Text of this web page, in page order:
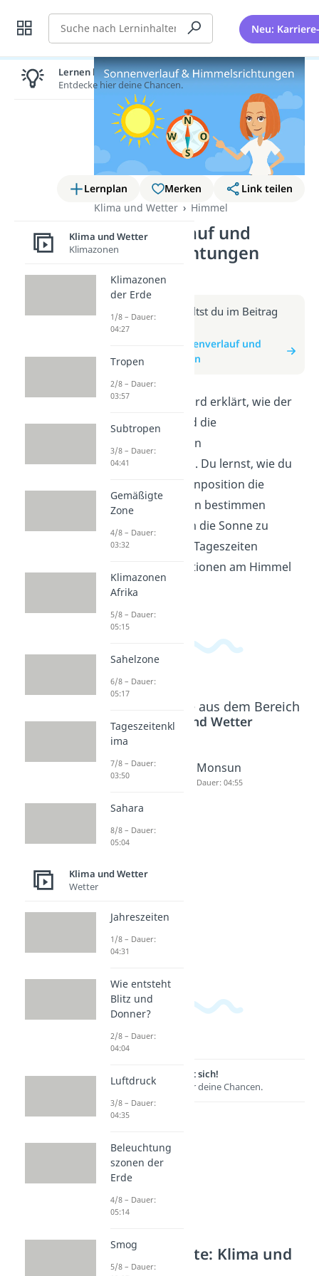
Suche Neu:
Lernplan Merken
Link teilen
Klima und Wetter
Himmel
Sonnenverlauf und
Himmelsrichtungen
(Video)
Weitere Infos erhältst du im Beitrag
zum Video
zum Beitrag: Sonnenverlauf und
Himmelsrichtungen
In diesem Video wird erklärt, wie der
Sonnenverlauf und die
Himmelsrichtungen
zusammenhängen. Du lernst, wie du
anhand der Sonnenposition die
Himmelsrichtungen bestimmen
kannst und warum die Sonne zu
unterschiedlichen Tageszeiten
verschiedene Positionen am Himmel
einnimmt.
Beliebte Inhalte aus dem Bereich
Klima und Wetter
Wie
Wind?
Passatzir
Monsun
Dauer: 04:55
Lernen lohnt sich!
Entdecke hier deine Chancen.
Weitere Inhalte: Klima und
Wetter
Lernen lohnt sich!
Entdecke hier deine Chancen.
Klima und Wetter
Klimazonen
Klimazonen
der Erde
1/8 – Dauer:
04:27
Tropen
2/8 – Dauer:
03:57
Subtropen
3/8 – Dauer:
04:41
Gemäßigte
Zone
4/8 – Dauer:
03:32
Klimazonen
Afrika
5/8 – Dauer:
05:15
Sahelzone
6/8 – Dauer:
05:17
Tageszeitenkl
ima
7/8 – Dauer:
03:50
Sahara
8/8 – Dauer:
05:04
Klima und Wetter
Wetter
Jahreszeiten
1/8 – Dauer:
04:31
Wie entsteht
Blitz und
Donner?
2/8 – Dauer:
04:04
Luftdruck
3/8 – Dauer:
04:35
Beleuchtung
szonen der
Erde
4/8 – Dauer:
05:14
Smog
5/8 – Dauer: